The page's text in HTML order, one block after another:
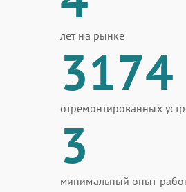
лет на рынке
3174
отремонтированных
3
минимальный опыт